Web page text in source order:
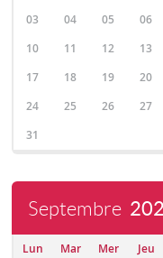
03
04 05 06
10
11 12 13
17
18 19 20
24
25 26 27
31
Septembre
Lun Mar Mer Jeu